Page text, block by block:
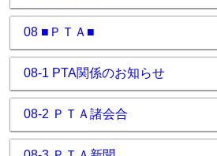
08 ■ＰＴＡ■
08-1 PTA関係のお知らせ
08-2 ＰＴＡ諸会合